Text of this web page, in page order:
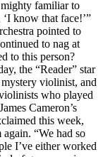
mighty familiar to
know that face!’”
pointed to
to nag at
to this person?
the “Reader” star
violinist, and
who played
Cameron’s
this week,
“We had so
I’ve either worked